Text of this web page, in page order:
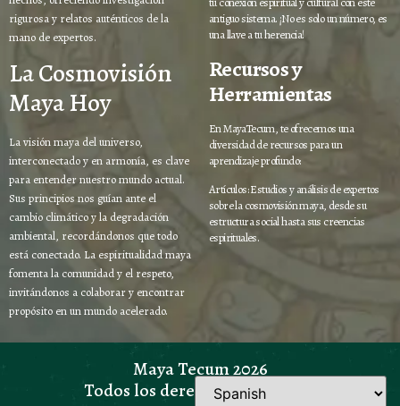
rigurosa y relatos auténticos de la
mano de expertos.
La Cosmovisión
Maya Hoy
La visión maya del universo,
interconectado y en armonía, es clave
para entender nuestro mundo actual.
Sus principios nos guían ante el
cambio climático y la degradación
ambiental, recordándonos que todo
está conectado. La espiritualidad maya
fomenta la comunidad y el respeto,
invitándonos a colaborar y encontrar
propósito en un mundo acelerado.
antiguo sistema. ¡No es solo un número, es
una llave a tu herencia!
Recursos y
Herramientas
En MayaTecum, te ofrecemos una
diversidad de recursos para un
aprendizaje profundo:
Artículos: Estudios y análisis de expertos
sobre la cosmovisión maya, desde su
estructura social hasta sus creencias
espirituales.
Maya Tecum 2026
Todos los derechos reservados